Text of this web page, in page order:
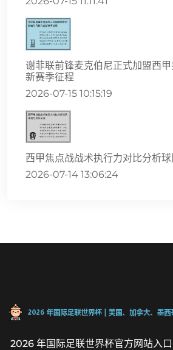
谢菲联前锋麦克伯尼正式加盟西
新赛季征程
2026-07-15 10:15:19
西甲焦点战战术执行力对比分析
2026-07-14 13:06:24
2026 年国际足联世界杯官方网站入口